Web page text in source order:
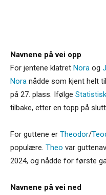
Navnene på vei opp
For jentene klatret Nora og
Nora nådde som kjent helt
på 27. plass. Ifølge
tilbake, etter en topp på
For guttene er Theodor/
populære. Theo var
2024, og nådde for første
Navnene på vei ned